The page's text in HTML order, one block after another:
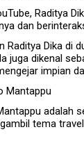
Raditya
dan
Raditya Dika di
juga dikenal
impian
Mantappu
adalah
tema